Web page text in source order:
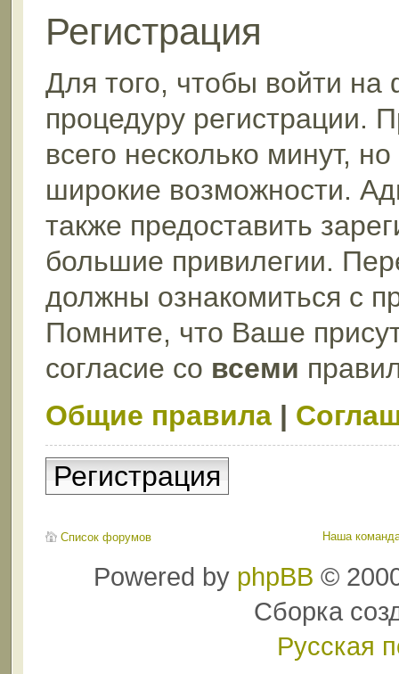
Регистрация
Для того, чтобы войти
процедуру регистрации.
всего несколько минут,
широкие возможности.
также предоставить
большие привилегии.
должны ознакомиться с
Помните, что Ваше
согласие со всеми
Общие правила|
Регистрация
Список форумов Наша
Powered by phpBB ©
Сборка
Русская